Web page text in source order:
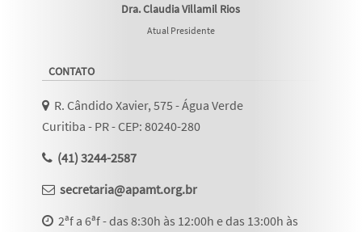
Dra. Claudia Villamil Rios
Atual Presidente
CONTATO
R. Cândido Xavier, 575 - Água Verde
Curitiba - PR - CEP: 80240-280
(41) 3244-2587
secretaria@apamt.org.br
2ªf a 6ªf - das 8:30h às 12:00h e das 13:00h às